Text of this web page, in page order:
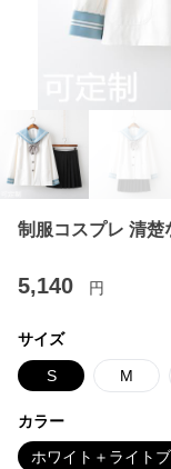
制服コスプレ 清楚
5,140 円
サイズ
S M
カラー
ホワイト＋ライト